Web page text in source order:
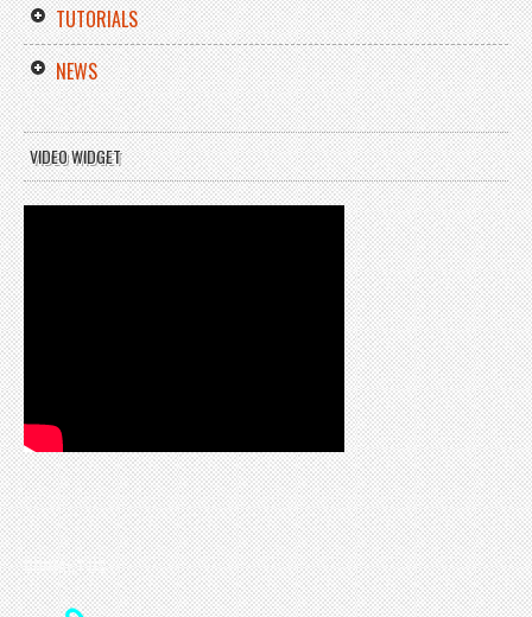
TUTORIALS
NEWS
VIDEO WIDGET
CONTACT US